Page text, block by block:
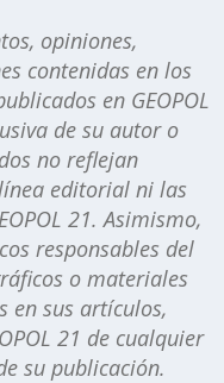
opiniones,
contenidas en los
en GEOPOL
de su autor o
no reflejan
editorial ni las
21. Asimismo,
responsables del
o materiales
en sus artículos,
21 de cualquier
su publicación.